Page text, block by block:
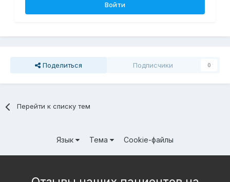
Войти
Поделиться Подписчики 0
Перейти к списку тем
Язык Тема Cookie-файлы